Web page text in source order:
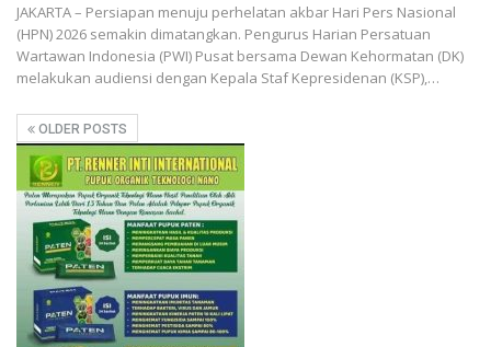
JAKARTA – Persiapan menuju perhelatan akbar Hari Pers Nasional
(HPN) 2026 semakin dimatangkan. Pengurus Harian Persatuan
Wartawan Indonesia (PWI) Pusat bersama Dewan Kehormatan (DK)
melakukan audiensi dengan Kepala Staf Kepresidenan (KSP),…
OLDER POSTS